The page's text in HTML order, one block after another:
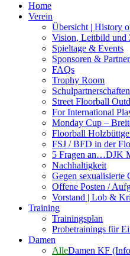
Home
Verein
Übersicht | History
Vision, Leitbild und
Spieltage & Events
Sponsoren & Partner
FAQs
Trophy Room
Street Floorball
For International
Monday Cup –
Floorball
FSJ / BFD in der
5 Fragen an…DJK
Nachhaltigkeit
Gegen sexualisierte
Offene Posten /
Vorstand | Lob &
Training
Trainingsplan
Probetrainings für
Damen
AlleDamen KF